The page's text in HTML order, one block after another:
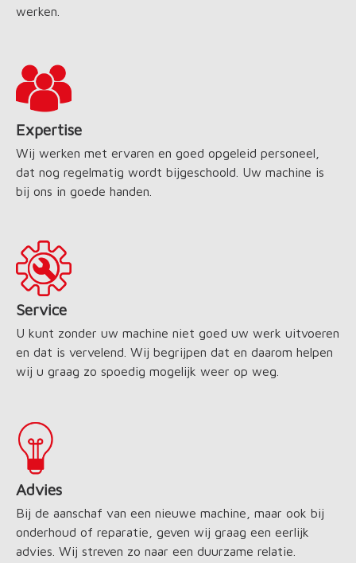
werken.
Expertise
Wij werken met ervaren en goed opgeleid personeel,
dat nog regelmatig wordt bijgeschoold. Uw machine is
bij ons in goede handen.
Service
U kunt zonder uw machine niet goed uw werk uitvoeren
en dat is vervelend. Wij begrijpen dat en daarom helpen
wij u graag zo spoedig mogelijk weer op weg.
Advies
Bij de aanschaf van een nieuwe machine, maar ook bij
onderhoud of reparatie, geven wij graag een eerlijk
advies. Wij streven zo naar een duurzame relatie.